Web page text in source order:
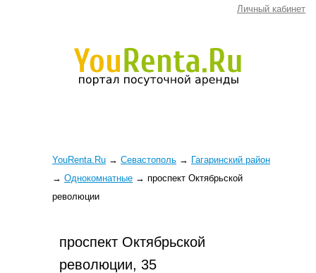
Личный кабинет
YouRenta.Ru → Севастополь → Гагаринский район
→ Однокомнатные → проспект Октябрьской
революции
проспект Октябрьской
революции, 35